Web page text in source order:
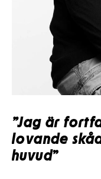
”Jag är
lovande
huvud”